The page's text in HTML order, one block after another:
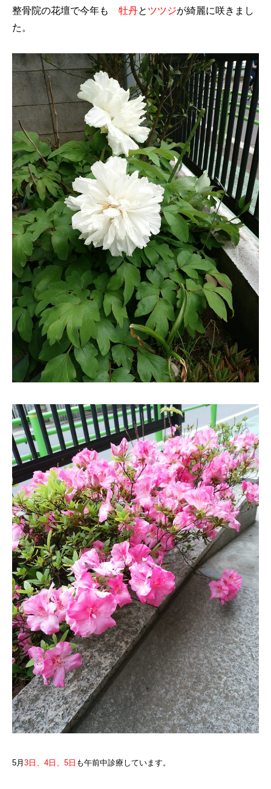
整骨院の花壇で今年も 牡丹と ツツジが綺麗に咲きまし
た。
5月 3日、4日、5日 も午前中診療しています。